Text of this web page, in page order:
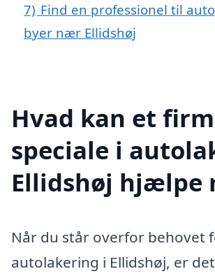
7) Find en professionel til
byer nær Ellidshøj
Hvad kan et
speciale i
Ellidshøj hjælpe
Når du står overfor behovet
autolakering i Ellidshøj, er